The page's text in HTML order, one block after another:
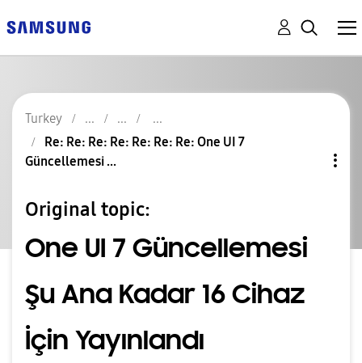
Turkey
Re: Re: Re: Re: Re: Re: Re: One UI 7
Güncellemesi ...
Original topic:
One UI 7 Güncellemesi
Şu Ana Kadar 16 Cihaz
İçin Yayınlandı